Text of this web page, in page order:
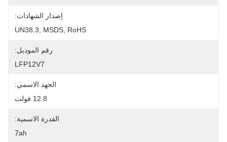
إصدار الشهادات:
UN38.3, MSDS, RoHS
رقم الموديل:
LFP12V7
الجهد الاسمي:
12.8 فولت
القدرة الاسمية:
7ah